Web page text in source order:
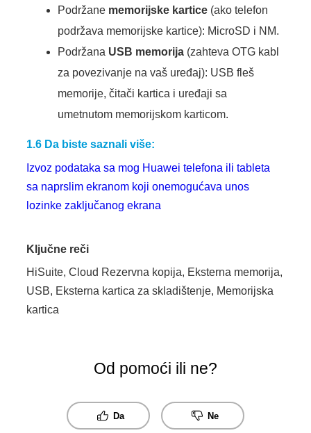
Podržane memorijske kartice (ako telefon
podržava memorijske kartice): MicroSD i NM.
Podržana USB memorija (zahteva OTG kabl
za povezivanje na vaš uređaj): USB fleš
memorije, čitači kartica i uređaji sa
umetnutom memorijskom karticom.
1.6 Da biste saznali više:
Izvoz podataka sa mog Huawei telefona ili tableta
sa naprslim ekranom koji onemogućava unos
lozinke zaključanog ekrana
Ključne reči
HiSuite, Cloud Rezervna kopija, Eksterna memorija,
USB, Eksterna kartica za skladištenje, Memorijska
kartica
Od pomoći ili ne?
Da Ne